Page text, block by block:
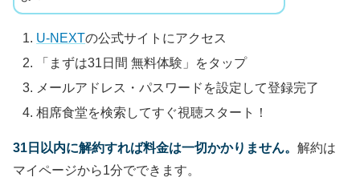
U-NEXTの公式サイトにアクセス
「まずは31日間 無料体験」をタップ
メールアドレス・パスワードを設定して登録完了
相席食堂を検索してすぐ視聴スタート！
31日以内に解約すれば料金は一切かかりません。 解約は
マイページから1分でできます。